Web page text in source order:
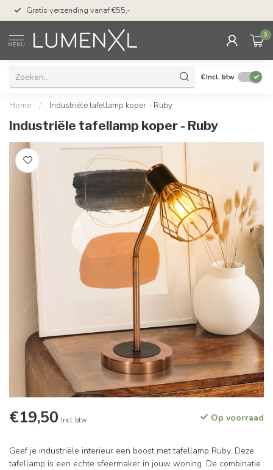
Gratis verzending vanaf €55,-
MENU
0
€Incl. btw
Home / Industriële tafellamp koper - Ruby
Industriële tafellamp koper - Ruby
€19,50 Incl. btw Op voorraad
Geef je industriële interieur een boost met tafellamp Ruby. Deze
tafellamp is een echte sfeermaker in jouw woning. De combinatie